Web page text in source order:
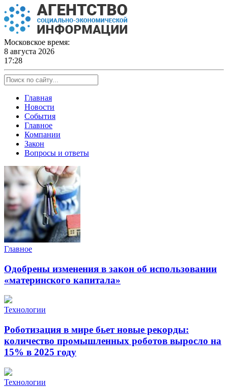
Skip
to
content
Московское время:
8 августа 2026
17:28
Главная
Новости
События
Главное
Компании
Закон
Вопросы и ответы
Главное
Одобрены изменения в закон об использовании
«материнского капитала»
Технологии
Роботизация в мире бьет новые рекорды:
количество промышленных роботов выросло на
15% в 2025 году
Технологии